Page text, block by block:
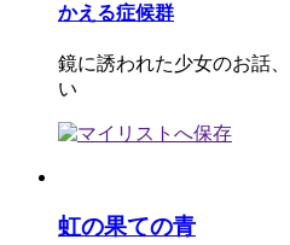
かえる症候群
鏡に誘われた少女のお話
い
虹の果ての青